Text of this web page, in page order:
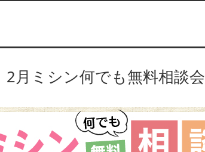
2月ミシン何でも無料相談会